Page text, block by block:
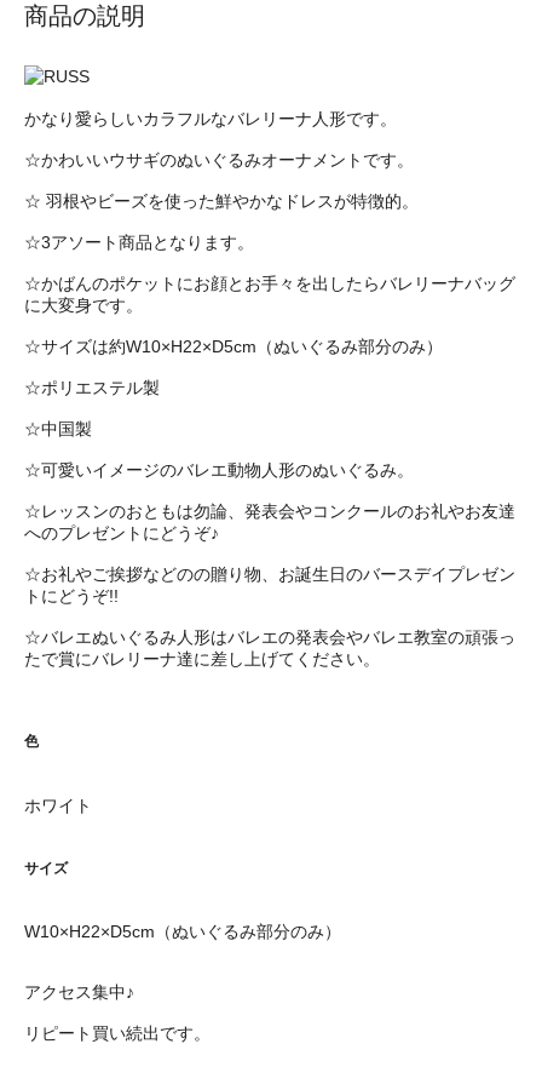
商品の説明
かなり愛らしいカラフルなバレリーナ人形です。
☆かわいいウサギのぬいぐるみオーナメントです。
☆ 羽根やビーズを使った鮮やかなドレスが特徴的。
☆3アソート商品となります。
☆かばんのポケットにお顔とお手々を出したらバレリーナバッグ
に大変身です。
☆サイズは約W10×H22×D5cm（ぬいぐるみ部分のみ）
☆ポリエステル製
☆中国製
☆可愛いイメージのバレエ動物人形のぬいぐるみ。
☆レッスンのおともは勿論、発表会やコンクールのお礼やお友達
へのプレゼントにどうぞ♪
☆お礼やご挨拶などのの贈り物、お誕生日のバースデイプレゼン
トにどうぞ!!
☆バレエぬいぐるみ人形はバレエの発表会やバレエ教室の頑張っ
たで賞にバレリーナ達に差し上げてください。
色
ホワイト
サイズ
W10×H22×D5cm（ぬいぐるみ部分のみ）
アクセス集中♪
リピート買い続出です。